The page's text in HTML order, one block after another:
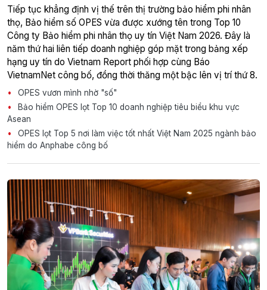
Tiếp tục khẳng định vị thế trên thị trường bảo hiểm phi nhân
thọ, Bảo hiểm số OPES vừa được xướng tên trong Top 10
Công ty Bảo hiểm phi nhân thọ uy tín Việt Nam 2026. Đây là
năm thứ hai liên tiếp doanh nghiệp góp mặt trong bảng xếp
hạng uy tín do Vietnam Report phối hợp cùng Báo
VietnamNet công bố, đồng thời thăng một bậc lên vị trí thứ 8.
OPES vươn mình nhờ "số"
Bảo hiểm OPES lọt Top 10 doanh nghiệp tiêu biểu khu vực
Asean
OPES lọt Top 5 nơi làm việc tốt nhất Việt Nam 2025 ngành bảo
hiểm do Anphabe công bố